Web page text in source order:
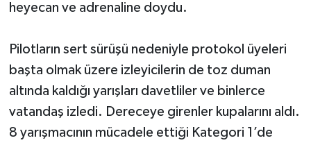
heyecan ve adrenaline doydu.
Pilotların sert sürüşü nedeniyle protokol üyeleri
başta olmak üzere izleyicilerin de toz duman
altında kaldığı yarışları davetliler ve binlerce
vatandaş izledi. Dereceye girenler kupalarını aldı.
8 yarışmacının mücadele ettiği Kategori 1’de